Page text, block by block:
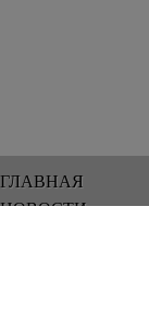
ГЛАВНАЯ
НОВОСТИ